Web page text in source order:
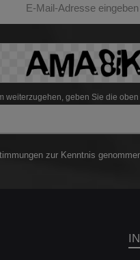
Mail-
Adresse*
weiterzugehen, geben Sie die
zur Kenntnis